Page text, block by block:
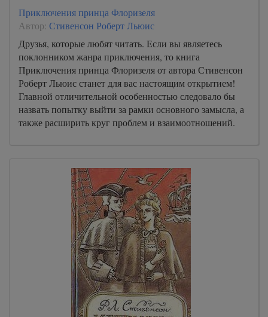
Приключения принца Флоризеля
Автор: Стивенсон Роберт Льюис
Друзья, которые любят читать. Если вы являетесь
поклонником жанра приключения, то книга
Приключения принца Флоризеля от автора Стивенсон
Роберт Льюис станет для вас настоящим открытием!
Главной отличительной особенностью следовало бы
назвать попытку выйти за рамки основного замысла, а
также расширить круг проблем и взаимоотношений.